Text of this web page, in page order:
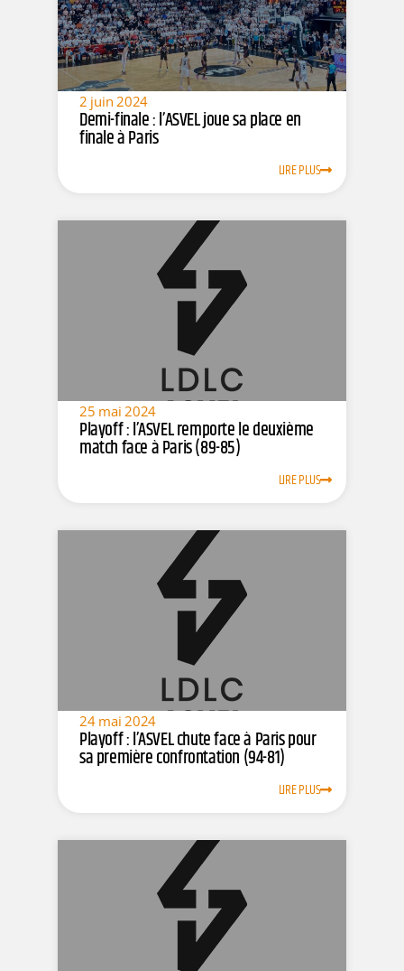
2 juin 2024
Demi-finale : l’ASVEL joue sa place en
finale à Paris
LIRE PLUS
25 mai 2024
Playoff : l’ASVEL remporte le deuxième
match face à Paris (89-85)
LIRE PLUS
24 mai 2024
Playoff : l’ASVEL chute face à Paris pour
sa première confrontation (94-81)
LIRE PLUS